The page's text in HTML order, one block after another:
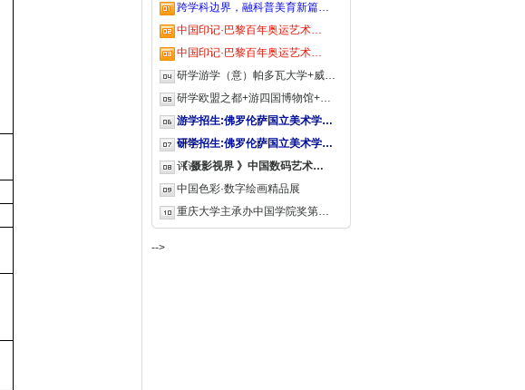
跨学科边界，融科普美育新篇…
中国印记·巴黎百年奥运艺术…
中国印记·巴黎百年奥运艺术…
研学游学（意）帕多瓦大学+威…
研学欧盟之都+游四国博物馆+…
游学招生:佛罗伦萨国立美术学…
评论
研学招生:佛罗伦萨国立美术学…
评论
《 摄影视界 》中国数码艺术…
中国色彩·数字绘画精品展
重庆大学主承办中国学院奖第…
-->